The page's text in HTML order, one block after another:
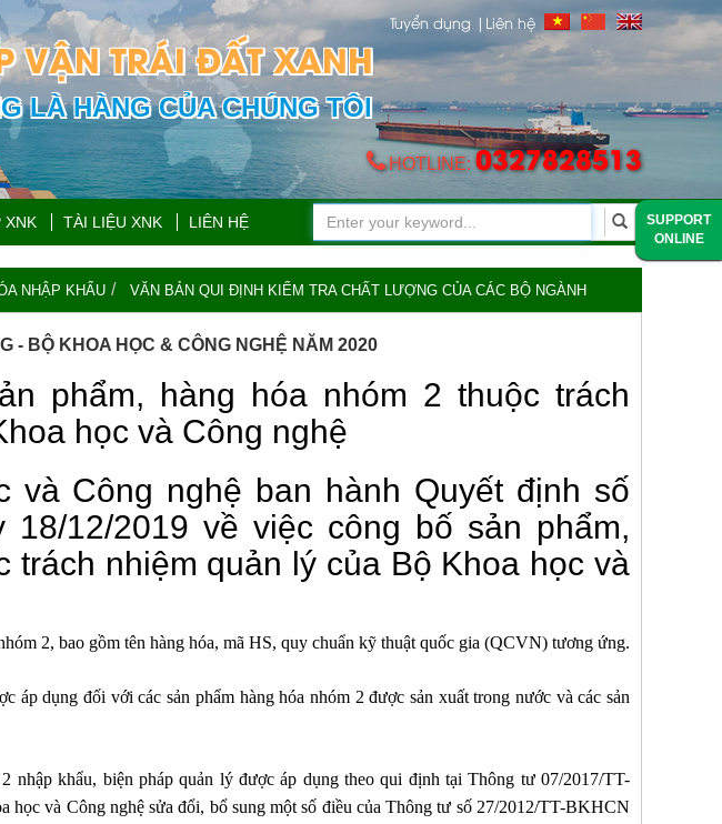
Tuyển dụng | Liên hệ
VẬN TRÁI ĐẤT XANH
LÀ HÀNG CỦA CHÚNG TÔI
HOTLINE: 0327828513
XNK TÀI LIỆU XNK LIÊN HỆ
SUPPORT
ONLINE
NHẬP KHẨU VĂN BẢN QUI ĐỊNH KIỂM TRA CHẤT LƯỢNG CỦA CÁC BỘ NGÀNH
- BỘ KHOA HỌC & CÔNG NGHỆ NĂM 2020
phẩm, hàng hóa nhóm 2 thuộc trách
học và Công nghệ
và Công nghệ ban hành Quyết định số
18/12/2019 về việc công bố sản phẩm,
trách nhiệm quản lý của Bộ Khoa học và
2, bao gồm tên hàng hóa, mã HS, quy chuẩn kỹ thuật quốc gia (QCVN) tương ứng.
áp dụng đối với các sản phẩm hàng hóa nhóm 2 được sản xuất trong nước và các sản
nhập khẩu, biện pháp quản lý được áp dụng theo qui định tại Thông tư 07/2017/TT-
và Công nghệ sửa đổi, bổ sung một số điều của Thông tư số 27/2012/TT-BKHCN